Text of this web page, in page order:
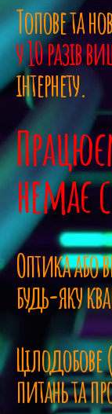
Топове та
у 10 разів
інтернету.
немає
Оптика або
будь-яку
питань та